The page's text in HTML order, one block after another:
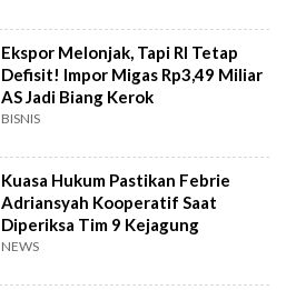
Ekspor Melonjak, Tapi RI Tetap
Defisit! Impor Migas Rp3,49 Miliar
AS Jadi Biang Kerok
BISNIS
Kuasa Hukum Pastikan Febrie
Adriansyah Kooperatif Saat
Diperiksa Tim 9 Kejagung
NEWS